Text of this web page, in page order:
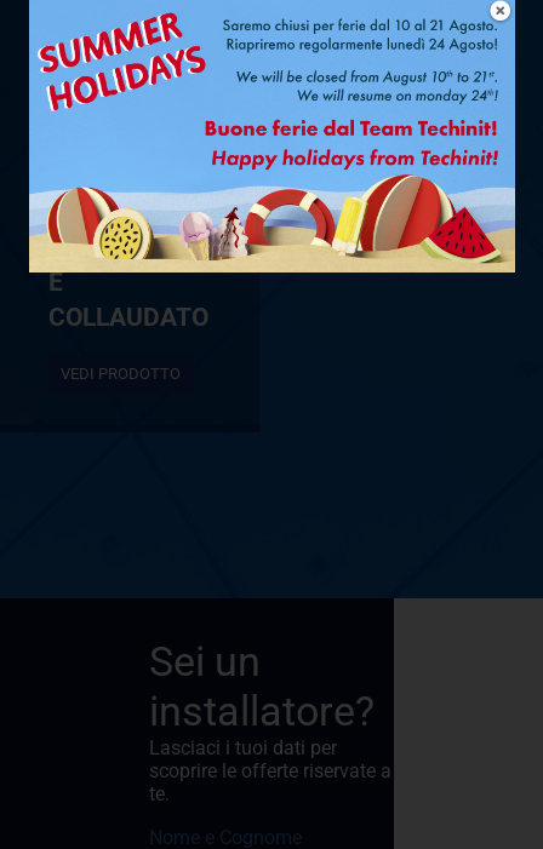
TUBO
SINGOLO
FASTPIPE
–
RACCORDATO
E
COLLAUDATO
VEDI PRODOTTO
Sei un
installatore?
Lasciaci i tuoi dati per
scoprire le offerte riservate a
te.
Nome e Cognome